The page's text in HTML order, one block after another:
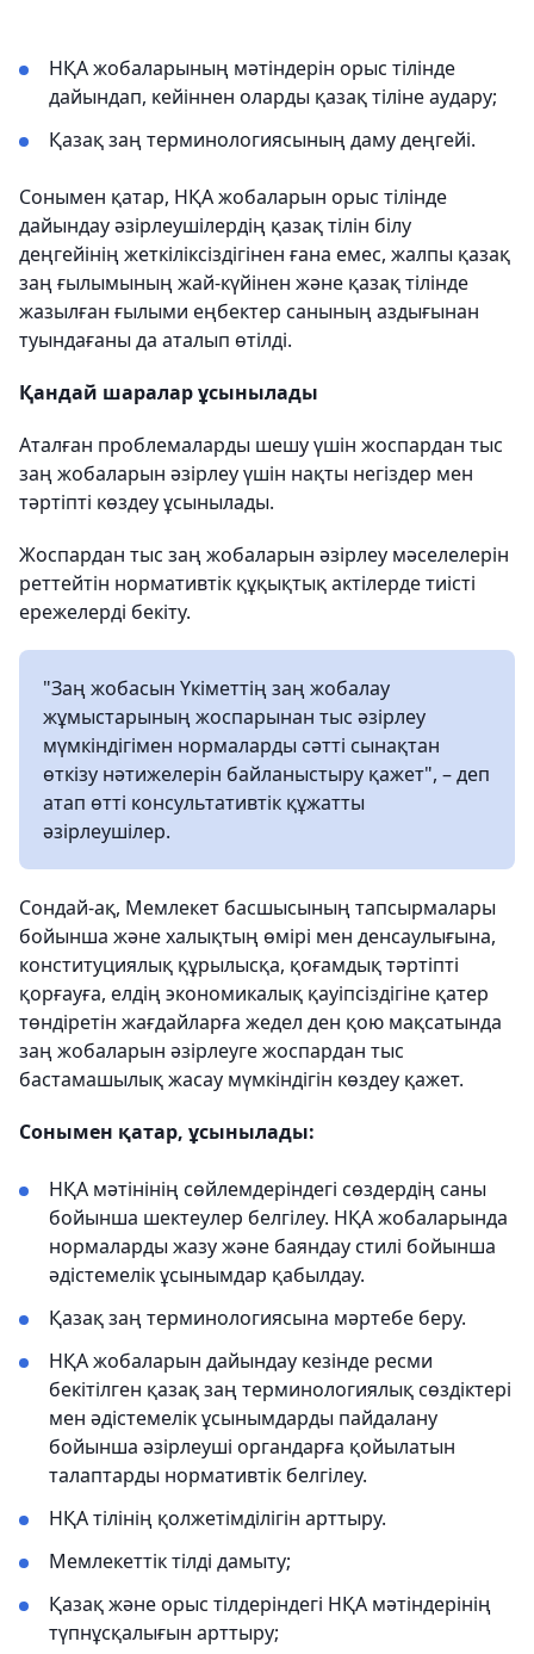
НҚА жобаларының мәтіндерін орыс тілінде
дайындап, кейіннен оларды қазақ тіліне аудару;
Қазақ заң терминологиясының даму деңгейі.
Сонымен қатар, НҚА жобаларын орыс тілінде
дайындау әзірлеушілердің қазақ тілін білу
деңгейінің жеткіліксіздігінен ғана емес, жалпы қазақ
заң ғылымының жай-күйінен және қазақ тілінде
жазылған ғылыми еңбектер санының аздығынан
туындағаны да аталып өтілді.
Қандай шаралар ұсынылады
Аталған проблемаларды шешу үшін жоспардан тыс
заң жобаларын әзірлеу үшін нақты негіздер мен
тәртіпті көздеу ұсынылады.
Жоспардан тыс заң жобаларын әзірлеу мәселелерін
реттейтін нормативтік құқықтық актілерде тиісті
ережелерді бекіту.
"Заң жобасын Үкіметтің заң жобалау
жұмыстарының жоспарынан тыс әзірлеу
мүмкіндігімен нормаларды сәтті сынақтан
өткізу нәтижелерін байланыстыру қажет", – деп
атап өтті консультативтік құжатты
әзірлеушілер.
Сондай-ақ, Мемлекет басшысының тапсырмалары
бойынша және халықтың өмірі мен денсаулығына,
конституциялық құрылысқа, қоғамдық тәртіпті
қорғауға, елдің экономикалық қауіпсіздігіне қатер
төндіретін жағдайларға жедел ден қою мақсатында
заң жобаларын әзірлеуге жоспардан тыс
бастамашылық жасау мүмкіндігін көздеу қажет.
Сонымен қатар, ұсынылады:
НҚА мәтінінің сөйлемдеріндегі сөздердің саны
бойынша шектеулер белгілеу. НҚА жобаларында
нормаларды жазу және баяндау стилі бойынша
әдістемелік ұсынымдар қабылдау.
Қазақ заң терминологиясына мәртебе беру.
НҚА жобаларын дайындау кезінде ресми
бекітілген қазақ заң терминологиялық сөздіктері
мен әдістемелік ұсынымдарды пайдалану
бойынша әзірлеуші органдарға қойылатын
талаптарды нормативтік белгілеу.
НҚА тілінің қолжетімділігін арттыру.
Мемлекеттік тілді дамыту;
Қазақ және орыс тілдеріндегі НҚА мәтіндерінің
түпнұсқалығын арттыру;